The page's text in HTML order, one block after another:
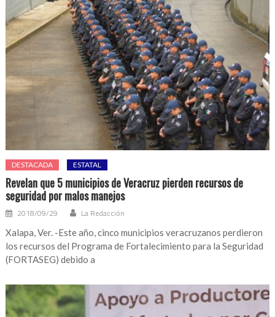
DESTACADA ESTATAL
Revelan que 5 municipios de Veracruz pierden recursos de
seguridad por malos manejos
2018/09/29 La Redacción
Xalapa, Ver. -Este año, cinco municipios veracruzanos perdieron
los recursos del Programa de Fortalecimiento para la Seguridad
(FORTASEG) debido a